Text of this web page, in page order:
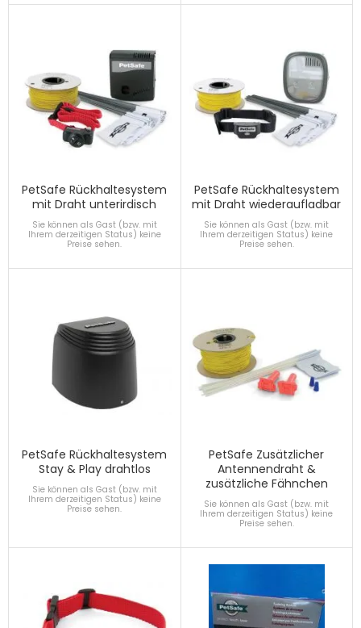
PetSafe Rückhaltesystem
mit Draht unterirdisch
Sie können als Gast (bzw. mit
Ihrem derzeitigen Status) keine
Preise sehen.
PetSafe Rückhaltesystem
mit Draht wiederaufladbar
Sie können als Gast (bzw. mit
Ihrem derzeitigen Status) keine
Preise sehen.
PetSafe Rückhaltesystem
Stay & Play drahtlos
Sie können als Gast (bzw. mit
Ihrem derzeitigen Status) keine
Preise sehen.
PetSafe Zusätzlicher
Antennendraht &
zusätzliche Fähnchen
Sie können als Gast (bzw. mit
Ihrem derzeitigen Status) keine
Preise sehen.